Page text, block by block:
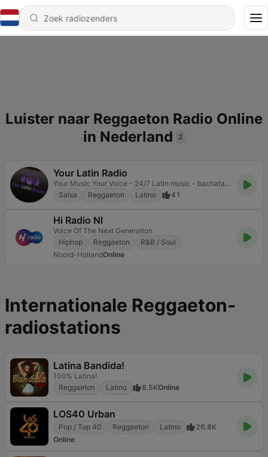
Luister naar Reggaeton Radio Online
in Nederland
2
Your Latin Radio
Your Music Your Voice - 24/7 Latin music - bachata, reggaeton, merengue and salsa
Salsa
Reggaeton Latino 41
Hi Radio Nl
Voice Of The Next Generation
Hiphop
Reggaeton
R&B / Soul
Noord-HollandOnline
Internationale Reggaeton-
radiostations
Latina Bandida!
100% Latina!
Reggaeton
Latino 8.5KOnline
LOS40 Urban
Pop / Top 40 Reggaeton Latino
26.8K
Online